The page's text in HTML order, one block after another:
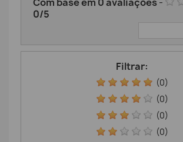
0/5
Filtrar:
(0)
(0)
(0)
(0)